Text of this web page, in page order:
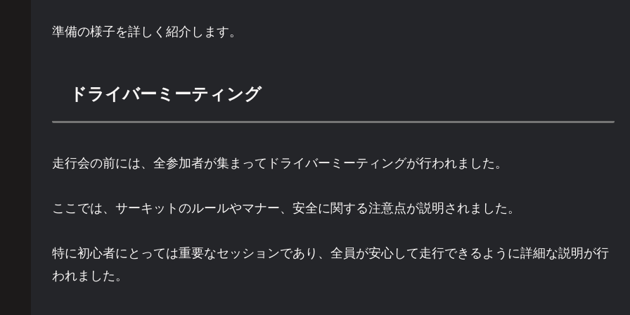
準備の様子を詳しく紹介します。
ドライバーミーティング
走行会の前には、全参加者が集まってドライバーミーティングが行われました。
ここでは、サーキットのルールやマナー、安全に関する注意点が説明されました。
特に初心者にとっては重要なセッションであり、全員が安心して走行できるように詳細な説明が行
われました。